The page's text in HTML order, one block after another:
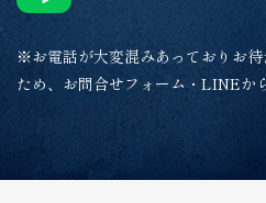
※お電話が大変混みあっておりお
ため、お問合せフォーム・LINEか